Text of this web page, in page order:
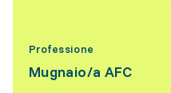
Professione
Mugnaio/a AFC